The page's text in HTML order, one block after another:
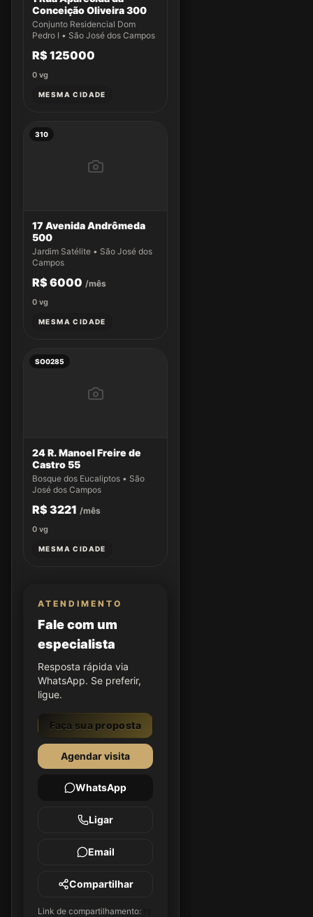
Conceição Oliveira 300
Conjunto Residencial Dom
Pedro I • São José dos Campos
R$ 125000
0 vg
MESMA CIDADE
310
17 Avenida Andrômeda
500
Jardim Satélite • São José dos
Campos
R$ 6000 /mês
0 vg
MESMA CIDADE
SO0285
24 R. Manoel Freire de
Castro 55
Bosque dos Eucaliptos • São
José dos Campos
R$ 3221 /mês
0 vg
MESMA CIDADE
ATENDIMENTO
Fale com um
especialista
Resposta rápida via
WhatsApp. Se preferir,
ligue.
Faça sua proposta
Agendar visita
WhatsApp
Ligar
Email
Compartilhar
Link de compartilhamento: